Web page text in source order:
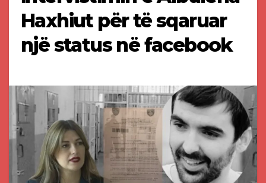
Haxhiut për të sqaruar
një status në facebook